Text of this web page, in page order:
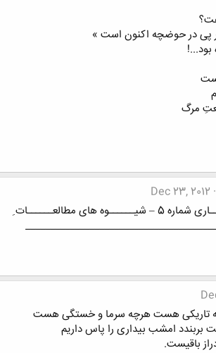
پی در حوضچه اکنون است »
مرگ
Dec 23, 2012
گفتـــگوی معمــــــــاری شماره 5 – شیــــــوه های مطالعــــــات ِ
تاریکی هست هرچه سرما و خستگی هست
بربندد امشب بیداری را پاس داریم
باقیست.